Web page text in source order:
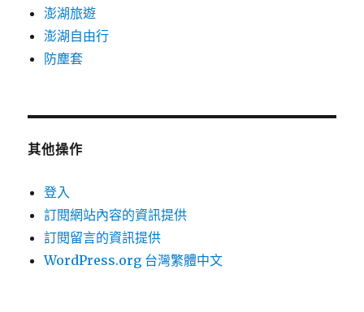
澎湖旅遊
澎湖自由行
防塵套
其他操作
登入
訂閱網站內容的資訊提供
訂閱留言的資訊提供
WordPress.org 台灣繁體中文